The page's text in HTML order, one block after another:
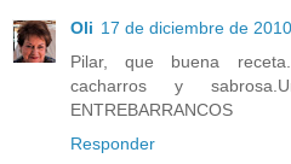
Oli 17 de diciembre de
Pilar, que buena
cacharros y
ENTREBARRANCOS
Responder